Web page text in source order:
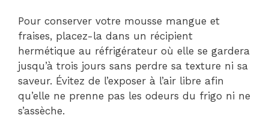
Pour conserver votre mousse mangue et
fraises, placez-la dans un récipient
hermétique au réfrigérateur où elle se gardera
jusqu’à trois jours sans perdre sa texture ni sa
saveur. Évitez de l’exposer à l’air libre afin
qu’elle ne prenne pas les odeurs du frigo ni ne
s’assèche.